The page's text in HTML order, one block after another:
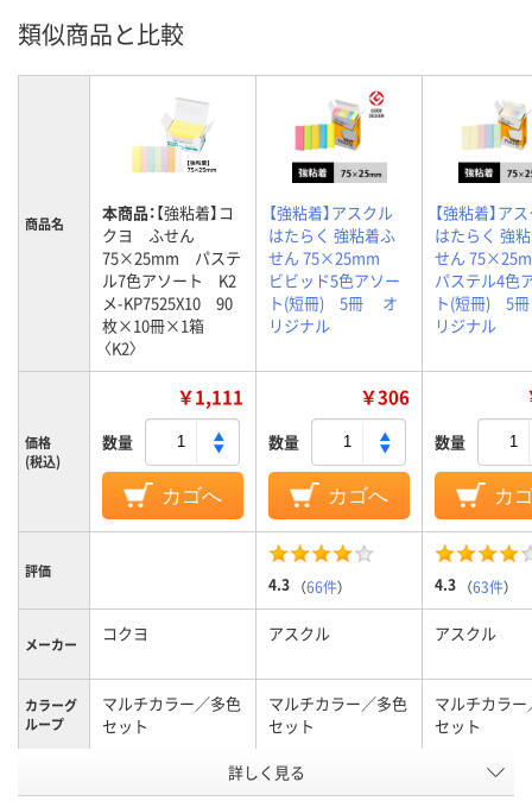
類似商品と比較
商品名 本商品：【強粘着】コ
クヨ ふせん
75×25mm パステ
ル7色アソート K2
メ-KP7525X10 90
枚×10冊×1箱
〈K2〉
【強粘着】アスクル
はたらく 強粘着ふ
せん 75×25mm
ビビッド5色アソー
ト(短冊) 5冊 オ
リジナル
【強粘着】ア
はたらく 強
せん
パステル4色
ト(短冊) 5
リジナル
価格
(税込)
￥1,111
数量
カゴへ
￥306
数量
カゴへ
数量
カ
評価
4.3 （66件） 4.3 （63件）
メーカー コクヨ アスクル アスクル
カラーグ
ループ
マルチカラー／多色
セット
マルチカラー／多色
セット
マルチカラ
セット
ビビッドカラー パステルカ
詳しく見る